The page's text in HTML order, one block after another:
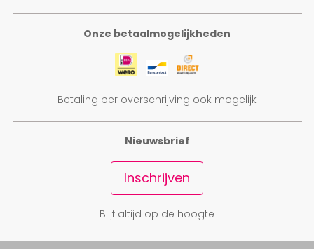
Onze betaalmogelijkheden
Betaling per overschrijving ook mogelijk
Nieuwsbrief
Inschrijven
Blijf altijd op de hoogte